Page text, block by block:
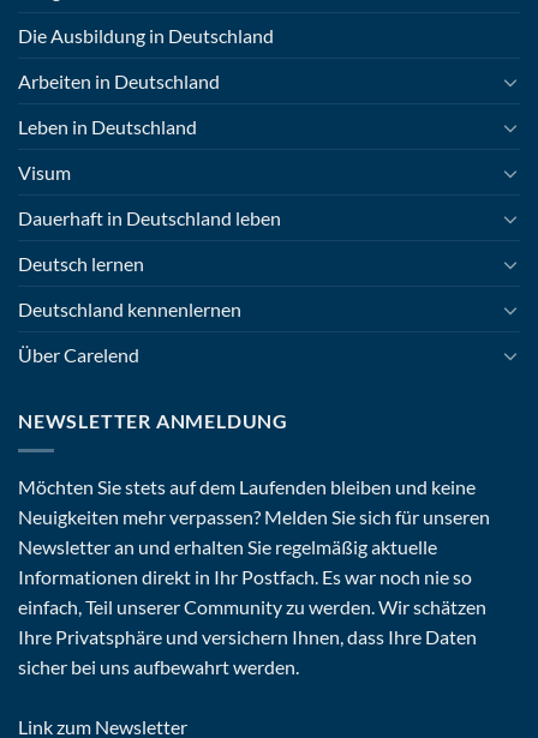
Die Ausbildung in Deutschland
Arbeiten in Deutschland
Leben in Deutschland
Visum
Dauerhaft in Deutschland leben
Deutsch lernen
Deutschland kennenlernen
Über Carelend
NEWSLETTER ANMELDUNG
Möchten Sie stets auf dem Laufenden bleiben und keine
Neuigkeiten mehr verpassen? Melden Sie sich für unseren
Newsletter an und erhalten Sie regelmäßig aktuelle
Informationen direkt in Ihr Postfach. Es war noch nie so
einfach, Teil unserer Community zu werden. Wir schätzen
Ihre Privatsphäre und versichern Ihnen, dass Ihre Daten
sicher bei uns aufbewahrt werden.
Link zum Newsletter